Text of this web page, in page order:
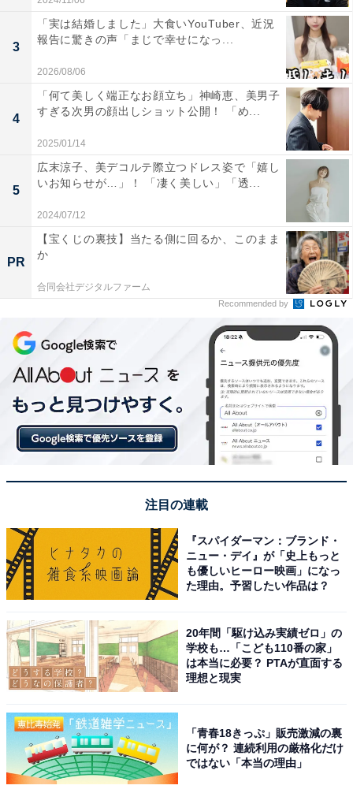
3
「実は結婚しました」大食いYouTuber、近況
報告に驚きの声「まじで幸せになっ...
2026/08/06
4
「何て美しく端正なお顔立ち」神崎恵、美男子
すぎる次男の顔出しショット公開！ 「め...
2025/01/14
5
広末涼子、美デコルテ際立つドレス姿で「嬉し
いお知らせが…」！ 「凄く美しい」「透...
2024/07/12
PR
【宝くじの裏技】当たる側に回るか、このまま
か
合同会社デジタルファーム
Recommended by
注目の連載
『スパイダーマン：ブランド・
ニュー・デイ』が「史上もっと
も優しいヒーロー映画」になっ
た理由。予習したい作品は？
20年間「駆け込み実績ゼロ」の
学校も…「こども110番の家」
は本当に必要？ PTAが直面する
理想と現実
「青春18きっぷ」販売激減の裏
に何が？ 連続利用の厳格化だけ
ではない「本当の理由」